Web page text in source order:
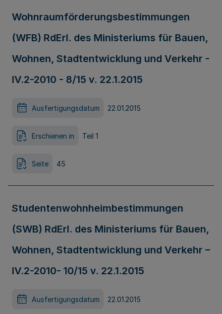
Wohnraumförderungsbestimmungen
(WFB) RdErl. des Ministeriums für Bauen,
Wohnen, Stadtentwicklung und Verkehr -
IV.2-2010 - 8/15 v. 22.1.2015
Ausfertigungsdatum 22.01.2015
Erschienen in Teil 1
Seite 45
Studentenwohnheimbestimmungen
(SWB) RdErl. des Ministeriums für Bauen,
Wohnen, Stadtentwicklung und Verkehr –
IV.2-2010- 10/15 v. 22.1.2015
Ausfertigungsdatum 22.01.2015